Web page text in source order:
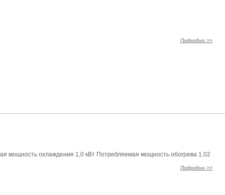
Подробно >>
мощность охлаждения 1,0 кВт Потребляемая мощность обогрева 1,02
Подробно >>